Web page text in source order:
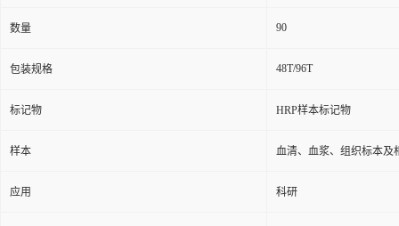
数量 90
包装规格 48T/96T
标记物 HRP样本标记物
样本 血清、血浆、组织标本及
应用 科研